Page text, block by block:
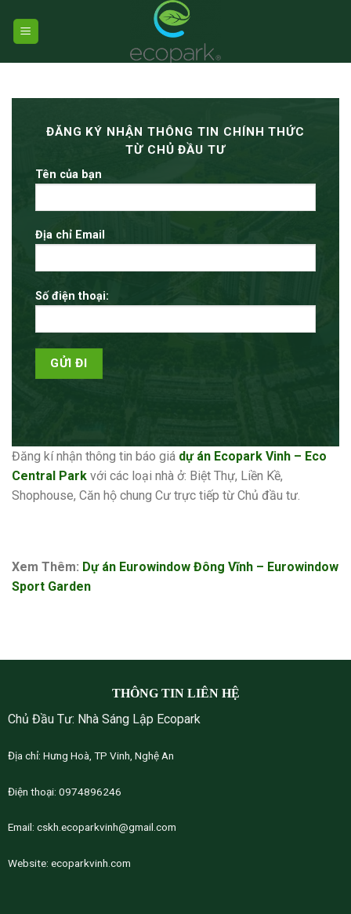
content
ĐĂNG KÝ NHẬN THÔNG TIN CHÍNH THỨC
TỪ CHỦ ĐẦU TƯ
Tên của bạn
Địa chỉ Email
Số điện thoại:
Đăng kí nhận thông tin báo giá dự án Ecopark Vinh – Eco
Central Park với các loại nhà ở: Biệt Thự, Liền Kề,
Shophouse, Căn hộ chung Cư trực tiếp từ Chủ đầu tư.
Xem Thêm: Dự án Eurowindow Đông Vĩnh – Eurowindow
Sport Garden
THÔNG TIN LIÊN HỆ
Chủ Đầu Tư: Nhà Sáng Lập Ecopark
Địa chỉ: Hưng Hoà, TP Vinh, Nghệ An
Điện thoại: 0974896246
Email: cskh.ecoparkvinh@gmail.com
Website: ecoparkvinh.com